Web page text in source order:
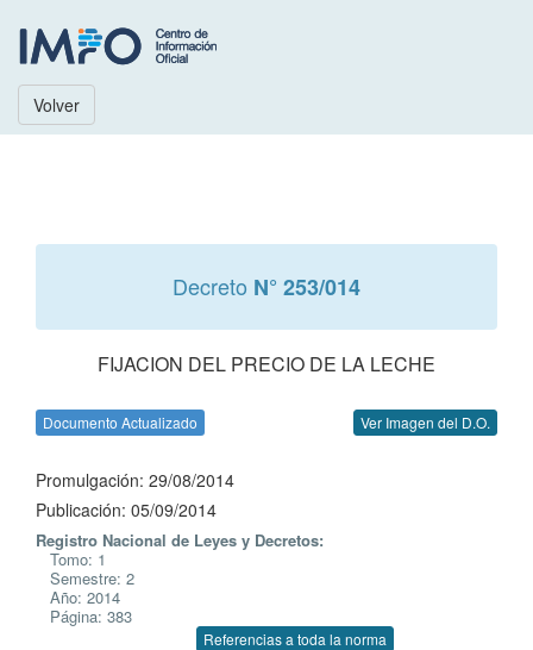
Volver
Decreto N° 253/014
FIJACION DEL PRECIO DE LA LECHE
Documento Actualizado Ver Imagen del D.O.
Promulgación: 29/08/2014
Publicación: 05/09/2014
Registro Nacional de Leyes y Decretos:
Tomo: 1
Semestre: 2
Año: 2014
Página: 383
Referencias a toda la norma